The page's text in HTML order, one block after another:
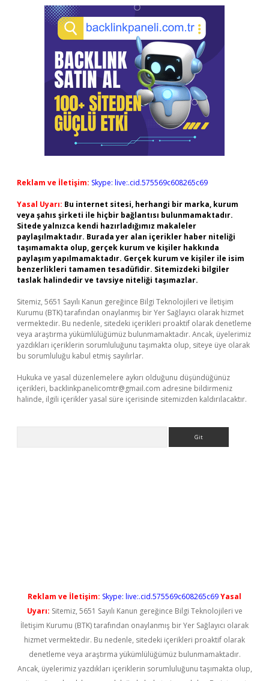
Reklam ve İletişim: Skype: live:.cid.575569c608265c69
Yasal Uyarı: Bu internet sitesi, herhangi bir marka, kurum
veya şahıs şirketi ile hiçbir bağlantısı bulunmamaktadır.
Sitede yalnızca kendi hazırladığımız makaleler
paylaşılmaktadır. Burada yer alan içerikler haber niteliği
taşımamakta olup, gerçek kurum ve kişiler hakkında
paylaşım yapılmamaktadır. Gerçek kurum ve kişiler ile isim
benzerlikleri tamamen tesadüfidir. Sitemizdeki bilgiler
taslak halindedir ve tavsiye niteliği taşımazlar.
Sitemiz, 5651 Sayılı Kanun gereğince Bilgi Teknolojileri ve İletişim
Kurumu (BTK) tarafından onaylanmış bir Yer Sağlayıcı olarak hizmet
vermektedir. Bu nedenle, sitedeki içerikleri proaktif olarak denetleme
veya araştırma yükümlülüğümüz bulunmamaktadır. Ancak, üyelerimiz
yazdıkları içeriklerin sorumluluğunu taşımakta olup, siteye üye olarak
bu sorumluluğu kabul etmiş sayılırlar.
Hukuka ve yasal düzenlemelere aykırı olduğunu düşündüğünüz
içerikleri, backlinkpanelicomtr@gmail.com adresine bildirmeniz
halinde, ilgili içerikler yasal süre içerisinde sitemizden kaldırılacaktır.
Reklam ve İletişim: Skype: live:.cid.575569c608265c69Yasal
Uyarı: Sitemiz, 5651 Sayılı Kanun gereğince Bilgi Teknolojileri ve
İletişim Kurumu (BTK) tarafından onaylanmış bir Yer Sağlayıcı olarak
hizmet vermektedir. Bu nedenle, sitedeki içerikleri proaktif olarak
denetleme veya araştırma yükümlülüğümüz bulunmamaktadır.
Ancak, üyelerimiz yazdıkları içeriklerin sorumluluğunu taşımakta olup,